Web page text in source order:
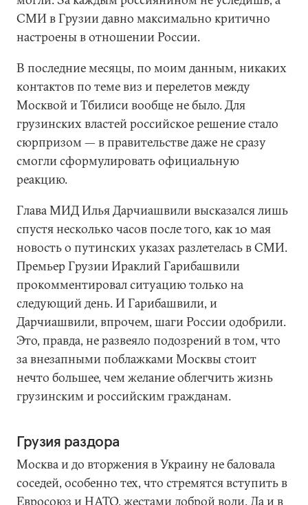
СМИ в Грузии давно максимально критично
настроены в отношении России.
В последние месяцы, по моим данным, никаких
контактов по теме виз и перелетов между
Москвой и Тбилиси вообще не было. Для
грузинских властей российское решение стало
сюрпризом — в правительстве даже не сразу
смогли сформулировать официальную
реакцию.
Глава МИД Илья Дарчиашвили высказался лишь
спустя несколько часов после того, как 10 мая
новость о путинских указах разлетелась в СМИ.
Премьер Грузии Ираклий Гарибашвили
прокомментировал ситуацию только на
следующий день. И Гарибашвили, и
Дарчиашвили, впрочем, шаги России одобрили.
Это, правда, не развеяло подозрений в том, что
за внезапными поблажками Москвы стоит
нечто большее, чем желание облегчить жизнь
грузинским и российским гражданам.
Грузия раздора
Москва и до вторжения в Украину не баловала
соседей, особенно тех, что стремятся вступить в
Евросоюз и НАТО, жестами доброй воли. Да и в